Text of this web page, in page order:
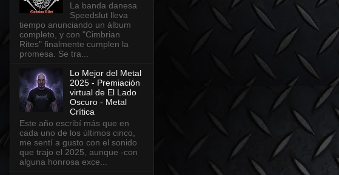
La banda danesa
Speedslut lleva
tiempo anunciando un álbum
completo, y con "Cimbrian
Rites" finalmente cumplen la
promesa. Se tra...
Lo Mejor del Metal
2025 - Premiación
virtual de El Lado
Oscuro - Metal
Crítica
Este año escribí más que en
cada uno de los últimos cinco,
me sentí a gusto con el sonido
que trajo el 2025, aunque -con
alguna honrosa exce...